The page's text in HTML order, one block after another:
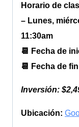
Horario de
– Lunes,
11:30am
📆 Fecha de
📆 Fecha de
Inversión:
Ubicación: